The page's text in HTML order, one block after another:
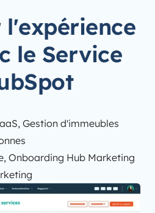
le Service
Gestion d'immeubles
Onboarding Hub Marketing